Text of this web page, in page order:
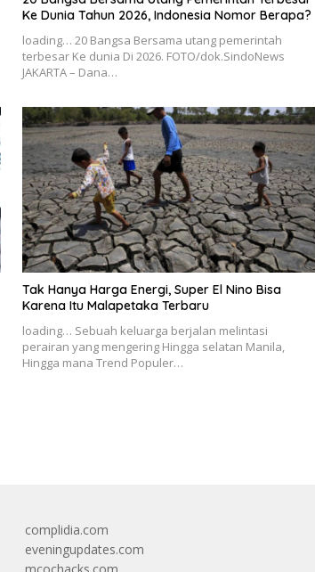
Ke Dunia Tahun 2026, Indonesia Nomor Berapa?
loading… 20 Bangsa Bersama utang pemerintah
terbesar Ke dunia Di 2026. FOTO/dok.SindoNews
JAKARTA – Dana…
Tak Hanya Harga Energi, Super El Nino Bisa
Karena Itu Malapetaka Terbaru
loading… Sebuah keluarga berjalan melintasi
perairan yang mengering Hingga selatan Manila,
Hingga mana Trend Populer…
complidia.com
eveningupdates.com